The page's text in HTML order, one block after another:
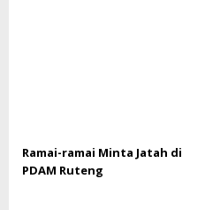
Ramai-ramai Minta Jatah di
PDAM Ruteng